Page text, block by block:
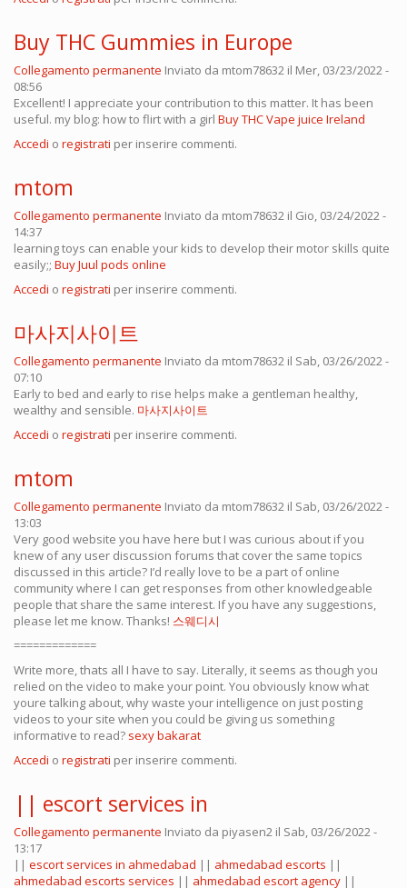
Buy THC Gummies in Europe
Collegamento permanente Inviato da mtom78632 il Mer, 03/23/2022 -
08:56
Excellent! I appreciate your contribution to this matter. It has been
useful. my blog: how to flirt with a girl Buy THC Vape juice Ireland
Accedi o registrati per inserire commenti.
mtom
Collegamento permanente Inviato da mtom78632 il Gio, 03/24/2022 -
14:37
learning toys can enable your kids to develop their motor skills quite
easily;; Buy Juul pods online
Accedi o registrati per inserire commenti.
마사지사이트
Collegamento permanente Inviato da mtom78632 il Sab, 03/26/2022 -
07:10
Early to bed and early to rise helps make a gentleman healthy,
wealthy and sensible. 마사지사이트
Accedi o registrati per inserire commenti.
mtom
Collegamento permanente Inviato da mtom78632 il Sab, 03/26/2022 -
13:03
Very good website you have here but I was curious about if you
knew of any user discussion forums that cover the same topics
discussed in this article? I’d really love to be a part of online
community where I can get responses from other knowledgeable
people that share the same interest. If you have any suggestions,
please let me know. Thanks! 스웨디시
=============
Write more, thats all I have to say. Literally, it seems as though you
relied on the video to make your point. You obviously know what
youre talking about, why waste your intelligence on just posting
videos to your site when you could be giving us something
informative to read? sexy bakarat
Accedi o registrati per inserire commenti.
|| escort services in
Collegamento permanente Inviato da piyasen2 il Sab, 03/26/2022 -
13:17
|| escort services in ahmedabad || ahmedabad escorts ||
ahmedabad escorts services || ahmedabad escort agency ||